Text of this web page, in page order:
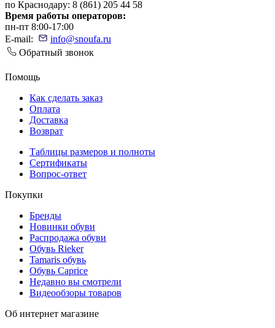
по Краснодару: 8 (861) 205 44 58
Время работы операторов:
пн-пт 8:00-17:00
E-mail:
info@snoufa.ru
Обратный звонок
Помощь
Как сделать заказ
Оплата
Доставка
Возврат
Таблицы размеров и полноты
Сертификаты
Вопрос-ответ
Покупки
Бренды
Новинки обуви
Распродажа обуви
Обувь Rieker
Tamaris обувь
Обувь Caprice
Недавно вы смотрели
Видеообзоры товаров
Об интернет магазине